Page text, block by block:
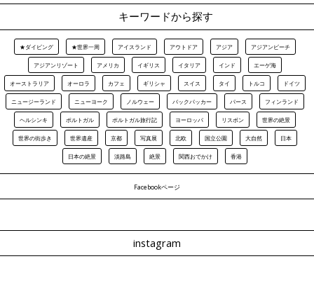
キーワードから探す
★ダイビング ★世界一周 アイスランド アウトドア アジア アジアンビーチ
アジアンリゾート アメリカ イギリス イタリア インド エーゲ海
オーストラリア オーロラ カフェ ギリシャ スイス タイ トルコ ドイツ
ニュージーランド ニューヨーク ノルウェー バックパッカー パース フィンランド
ヘルシンキ ポルトガル ポルトガル旅行記 ヨーロッパ リスボン 世界の絶景
世界の街歩き 世界遺産 京都 写真展 北欧 国立公園 大自然 日本
日本の絶景 淡路島 絶景 関西おでかけ 香港
Facebookページ
instagram